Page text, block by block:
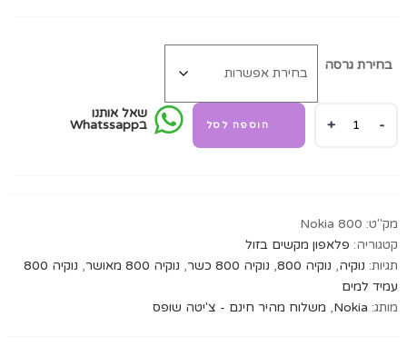
בחירת גרסה
-
כשר
מאושר
או
תומך
הוספה לסל
שאל אותנו
בWhatssapp
מק"ט: Nokia 800
קטגוריה: פלאפון מקשים בזול
תגיות: נוקיה, נוקיה 800 , נוקיה 800 כשר , נוקיה 800 מאושר ,
נוקיה 800
עמיד למים
מותג: Nokia
, משלוח מהיר חינם - צ'יטה שופס